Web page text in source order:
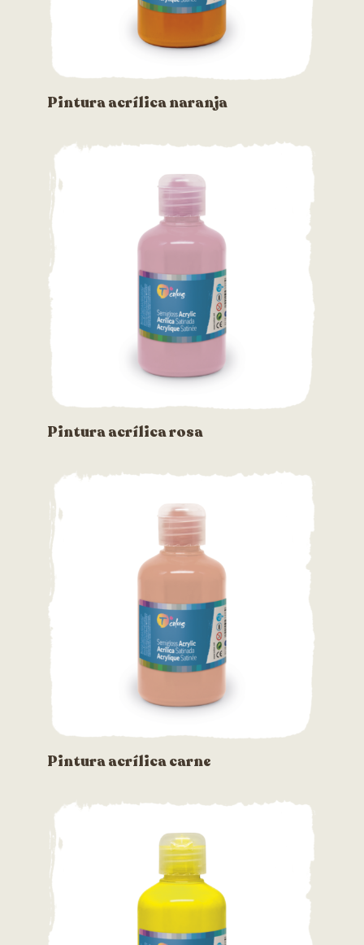
Pintura acrílica naranja
Pintura acrílica rosa
Pintura acrílica carne